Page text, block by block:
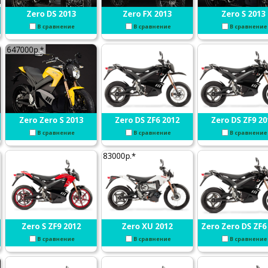
Zero DS 2013
В сравнение
Zero FX 2013
В сравнение
Zero S 2013
В сравнение
647000р.*
Zero Zero S 2013
В сравнение
Zero DS ZF6 2012
В сравнение
Zero DS ZF9
В сравнение
Zero S ZF9 2012
В сравнение
83000р.*
Zero XU 2012
В сравнение
Zero Zero DS
В сравнение